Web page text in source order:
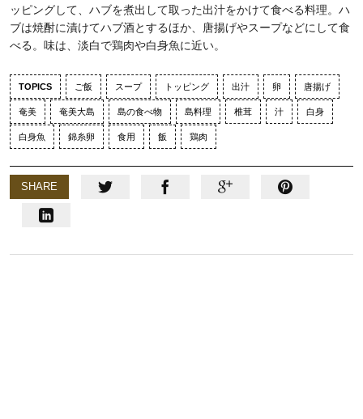
ッピングして、ハブを煮出して取った出汁をかけて食べる料理。ハ
ブは焼酎に漬けてハブ酒とするほか、唐揚げやスープなどにして食
べる。味は、淡白で鶏肉や白身魚に近い。
TOPICS ご飯 スープ トッピング 出汁 卵 唐揚げ
奄美 奄美大島 島の食べ物 島料理 椎茸 汁 白身
白身魚 錦糸卵 食用 飯 鶏肉
SHARE